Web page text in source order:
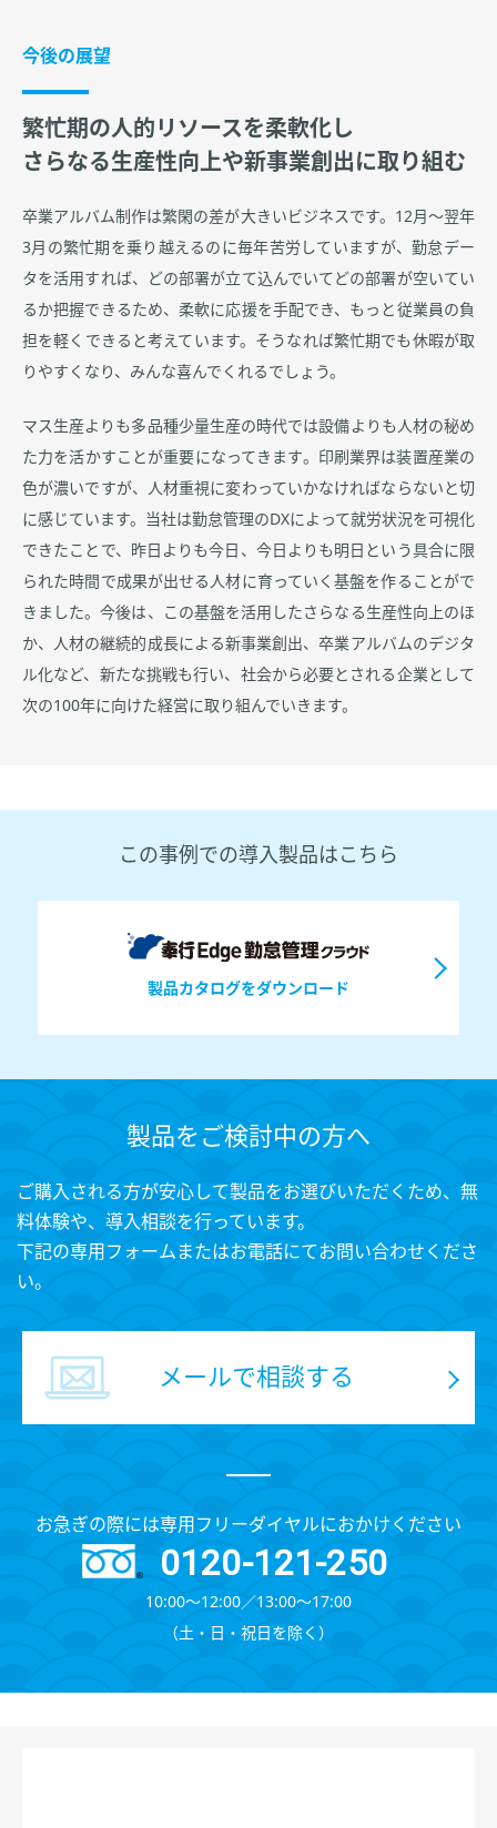
今後の展望
繁忙期の人的リソースを柔軟化し
さらなる生産性向上や新事業創出に取り組む
卒業アルバム制作は繁閑の差が大きいビジネスです。12月～翌年
3月の繁忙期を乗り越えるのに毎年苦労していますが、勤怠デー
タを活用すれば、どの部署が立て込んでいてどの部署が空いてい
るか把握できるため、柔軟に応援を手配でき、もっと従業員の負
担を軽くできると考えています。そうなれば繁忙期でも休暇が取
りやすくなり、みんな喜んでくれるでしょう。
マス生産よりも多品種少量生産の時代では設備よりも人材の秘め
た力を活かすことが重要になってきます。印刷業界は装置産業の
色が濃いですが、人材重視に変わっていかなければならないと切
に感じています。当社は勤怠管理のDXによって就労状況を可視化
できたことで、昨日よりも今日、今日よりも明日という具合に限
られた時間で成果が出せる人材に育っていく基盤を作ることがで
きました。今後は、この基盤を活用したさらなる生産性向上のほ
か、人材の継続的成長による新事業創出、卒業アルバムのデジタ
ル化など、新たな挑戦も行い、社会から必要とされる企業として
次の100年に向けた経営に取り組んでいきます。
この事例での導入製品はこちら
製品カタログをダウンロード
製品をご検討中の方へ
ご購入される方が安心して製品をお選びいただくため、無
料体験や、導入相談を行っています。
下記の専用フォームまたはお電話にてお問い合わせくださ
い。
メールで相談する
お急ぎの際には専用フリーダイヤルにおかけください
0120-121-250
10:00～12:00∕13:00～17:00
（⼟・⽇・祝⽇を除く）